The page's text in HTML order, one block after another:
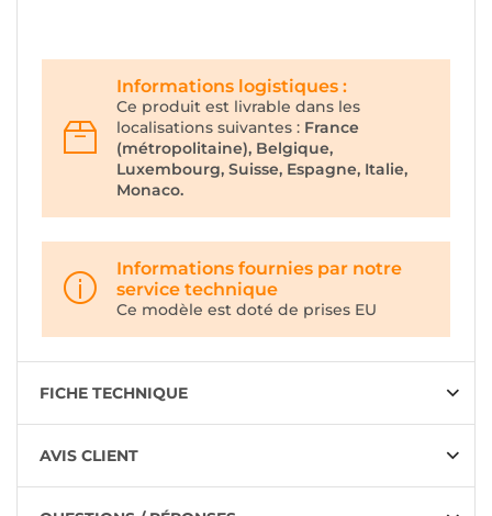
Informations logistiques :
Ce produit est livrable dans les
localisations suivantes : France
(métropolitaine), Belgique,
Luxembourg, Suisse, Espagne, Italie,
Monaco.
Informations fournies par notre
service technique
Ce modèle est doté de prises EU
FICHE TECHNIQUE
AVIS CLIENT